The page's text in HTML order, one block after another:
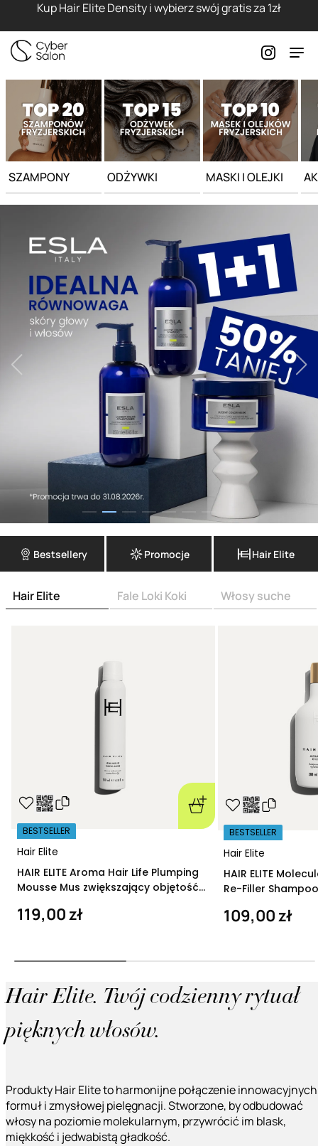
Kup Hair Elite Density i wybierz swój gratis za 1zł
SZAMPONY ODŻYWKI MASKI I OLEJKI
Bestsellery Promocje Hair Elite
Hair Elite Fale Loki Koki Włosy suche
Hair Elite
BESTSELLER
HAIR ELITE Aroma Hair Life Plumping
Mousse Mus zwiększający objętość
119,00 zł
Hair Elite
BESTSELLER
HAIR ELITE
Re-Filler
109,00 zł
Hair Elite. Twój codzienny rytuał
pięknych włosów.
Produkty Hair Elite to harmonijne połączenie innowacyjnych
formuł i zmysłowej pielęgnacji. Stworzone, by odbudować
włosy na poziomie molekularnym, przywrócić im blask,
miękkość i jedwabistą gładkość.
Strona główna - Cyber Salon